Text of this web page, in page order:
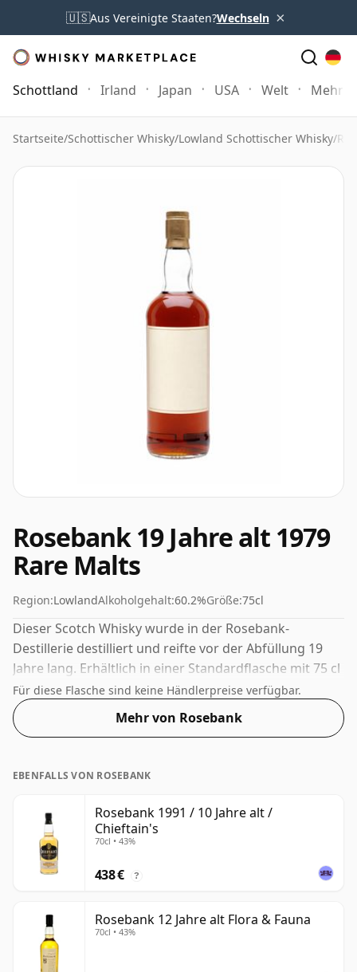
🇺🇸Aus Vereinigte Staaten?Wechseln ×
Schottland Irland Japan USA Welt Mehr
Startseite/Schottischer Whisky/Lowland Schottischer Whisky/
Rosebank 19 Jahre alt 1979
Rare Malts
Region:LowlandAlkoholgehalt:60.2%Größe:75cl
Dieser Scotch Whisky wurde in der Rosebank-
Destillerie destilliert und reifte vor der Abfüllung 19
Jahre lang. Erhältlich in einer Standardflasche mit 75 cl
und einer nicht standardmäßigen Stärke von 60,2 %.
Für diese Flasche sind keine Händlerpreise verfügbar.
Mehr von Rosebank
EBENFALLS VON ROSEBANK
Rosebank 1991 / 10 Jahre alt /
Chieftain's
70cl • 43%
438 € ?
Rosebank 12 Jahre alt Flora & Fauna
70cl • 43%